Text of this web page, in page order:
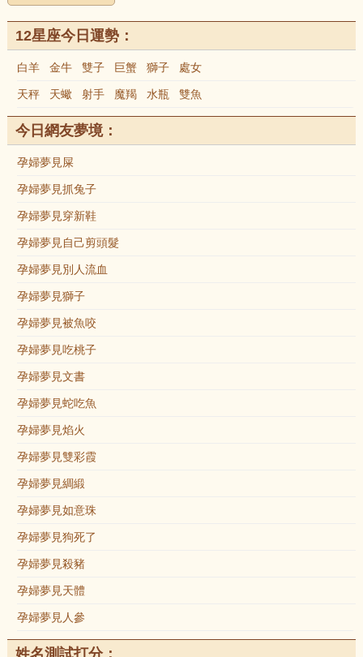
12星座今日運勢：
白羊 金牛 雙子 巨蟹 獅子 處女
天秤 天蠍 射手 魔羯 水瓶 雙魚
今日網友夢境：
孕婦夢見屎
孕婦夢見抓兔子
孕婦夢見穿新鞋
孕婦夢見自己剪頭髮
孕婦夢見別人流血
孕婦夢見獅子
孕婦夢見被魚咬
孕婦夢見吃桃子
孕婦夢見文書
孕婦夢見蛇吃魚
孕婦夢見焰火
孕婦夢見雙彩霞
孕婦夢見綢緞
孕婦夢見如意珠
孕婦夢見狗死了
孕婦夢見殺豬
孕婦夢見天體
孕婦夢見人參
姓名測試打分：